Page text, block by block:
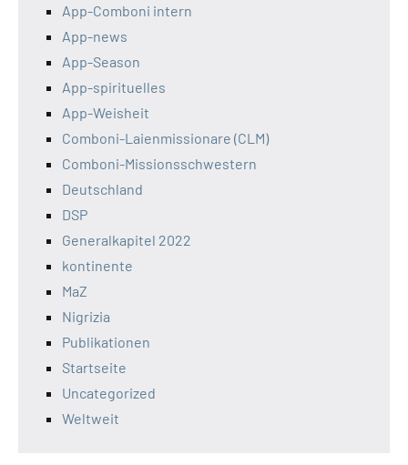
App-Comboni intern
App-news
App-Season
App-spirituelles
App-Weisheit
Comboni-Laienmissionare (CLM)
Comboni-Missionsschwestern
Deutschland
DSP
Generalkapitel 2022
kontinente
MaZ
Nigrizia
Publikationen
Startseite
Uncategorized
Weltweit